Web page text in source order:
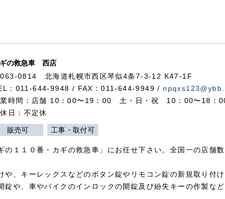
の救急車 西店
0814 北海道札幌市西区琴似4条7-3-12 K47-1F
：011-644-9948 / FAX：011-644-9949 /
時間：店舗 10：00〜19：00 土・日・祝 10：00〜18：
日：不定休
販売可 工事・取付可
の１１０番・カギの救急車」にお任せ下さい。全国一の店舗
や、キーレックスなどのボタン錠やリモコン錠の新規取り付
錠や、車やバイクのインロックの開錠及び紛失キーの作製な